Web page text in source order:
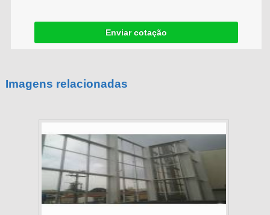
Enviar cotação
Imagens relacionadas